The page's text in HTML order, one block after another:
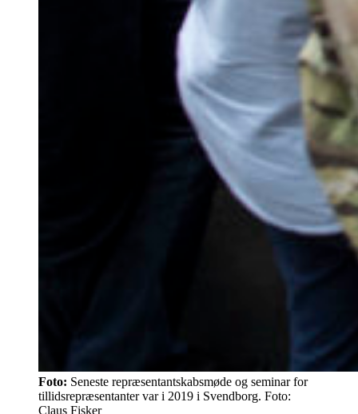
Foto: Seneste repræsentantskabsmøde og seminar for
tillidsrepræsentanter var i 2019 i Svendborg. Foto:
Claus Fisker